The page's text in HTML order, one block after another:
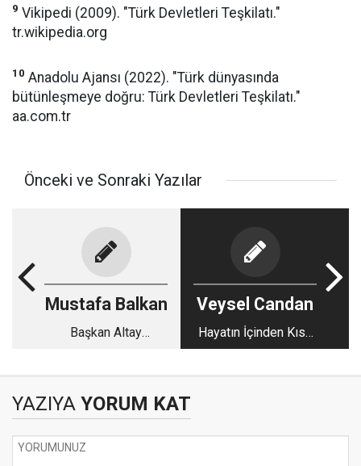
9 Vikipedi (2009). "Türk Devletleri Teşkilatı."
tr.wikipedia.org
10 Anadolu Ajansı (2022). "Türk dünyasında
bütünleşmeye doğru: Türk Devletleri Teşkilatı."
aa.com.tr
Önceki ve Sonraki Yazılar
Mustafa Balkan
Başkan Altay
Veysel Candan
Hayatın İçinden Kısa
Kısa - 100
YAZIYA YORUM KAT